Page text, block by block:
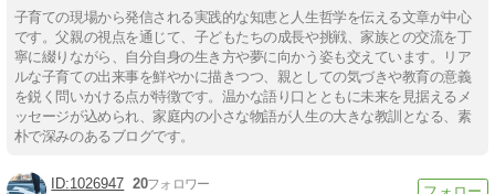
子育ての現場から発信される実践的な知恵と人生哲学を伝える文章が中心
です。父親の視点を通じて、子どもたちの成長や挑戦、家族との交流を丁
寧に綴りながら、自分自身の生き方や夢に向かう姿も交えています。リア
ルな子育ての出来事を鮮やかに描きつつ、親としての気づきや教育の意義
を鋭く問いかける点が特徴です。温かな語り口とともに未来を見据えるメ
ッセージが込められ、家庭内の小さな物語が人生の大きな教訓となる、素
朴で深みのあるブログです。
1026947 20